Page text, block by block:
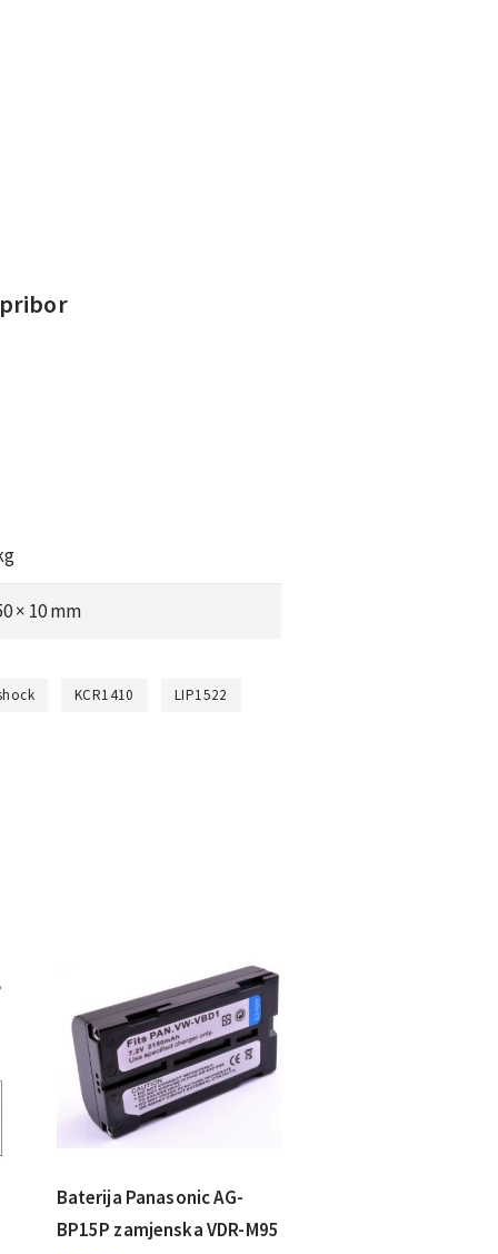
× 10 mm
KCR1410 LIP1522
Baterija Panasonic AG-
BP15P zamjenska VDR-M95